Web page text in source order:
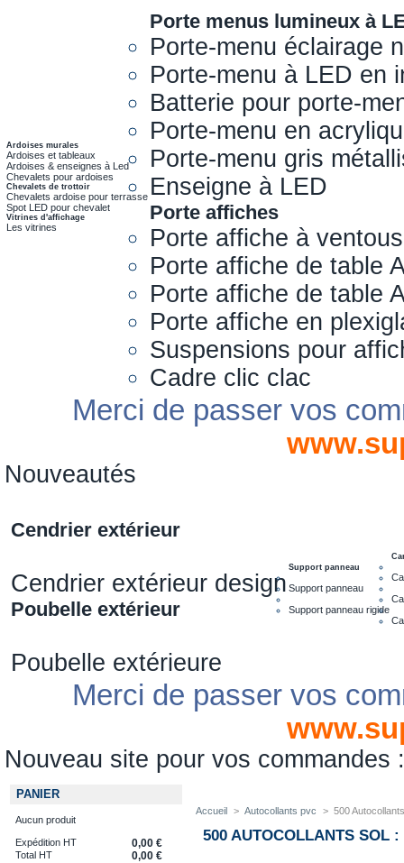
Ardoises murales
Ardoises et tableaux
Ardoises & enseignes à Led
Chevalets pour ardoises
Chevalets de trottoir
Chevalets ardoise pour terrasse
Spot LED pour chevalet
Vitrines d'affichage
Les vitrines
Porte menus lumineux à
Porte-menu éclairage
Porte-menu à LED en
Batterie pour porte-
Porte-menu en
Porte-menu gris
Enseigne à LED
Porte affiches
Porte affiche à
Porte affiche de table
Porte affiche de table
Porte affiche en
Suspensions pour
Cadre clic clac
Merci de passer vos
Nouveautés
Cendrier extérieur
Cendrier extérieur design
Poubelle extérieur
Poubelle extérieure
Support panneau
Support panneau
Support panneau rigide
Merci de passer vos
Nouveau site pour vos commandes
PANIER
Aucun produit
Expédition HT 0,00 €
Total HT 0,00 €
Accueil > Autocollants pvc > 500
500 AUTOCOLLANTS SOL :